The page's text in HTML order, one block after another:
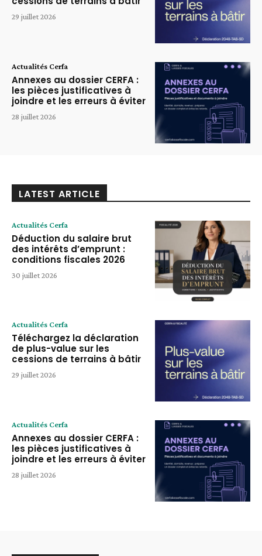
29 juillet 2026
Actualités Cerfa
Annexes au dossier CERFA :
les pièces justificatives à
joindre et les erreurs à éviter
28 juillet 2026
LATEST ARTICLE
Actualités Cerfa
Déduction du salaire brut
des intérêts d’emprunt :
conditions fiscales 2026
30 juillet 2026
Actualités Cerfa
Téléchargez la déclaration
de plus-value sur les
cessions de terrains à bâtir
29 juillet 2026
Actualités Cerfa
Annexes au dossier CERFA :
les pièces justificatives à
joindre et les erreurs à éviter
28 juillet 2026